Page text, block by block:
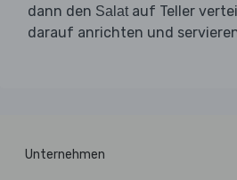
dann den Salatauf Teller
darauf anrichten und
Unternehmen